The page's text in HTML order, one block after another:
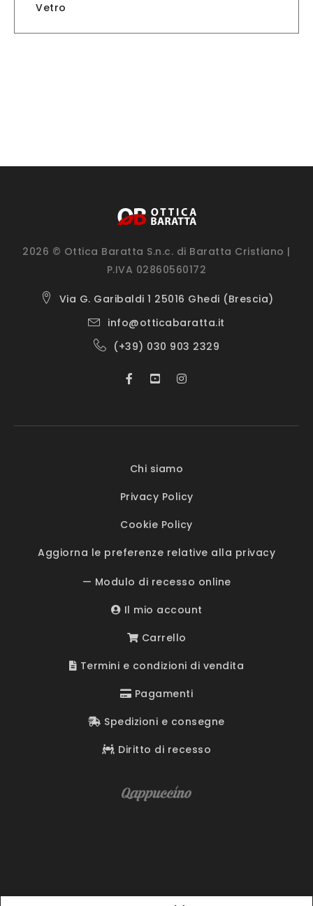
Vetro
2026 © Ottica Baratta S.n.c. di Baratta Cristiano |
P.IVA 02860560172
Via G. Garibaldi 1 25016 Ghedi (Brescia)
info@otticabaratta.it
(+39) 030 903 2329
Chi siamo
Privacy Policy
Cookie Policy
Aggiorna le preferenze relative alla privacy
— Modulo di recesso online
Il mio account
Carrello
Termini e condizioni di vendita
Pagamenti
Spedizioni e consegne
Diritto di recesso